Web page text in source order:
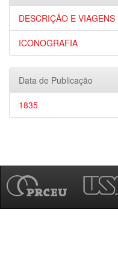
DESCRIÇÃO E VIAGENS
ICONOGRAFIA
Data de Publicação
1835